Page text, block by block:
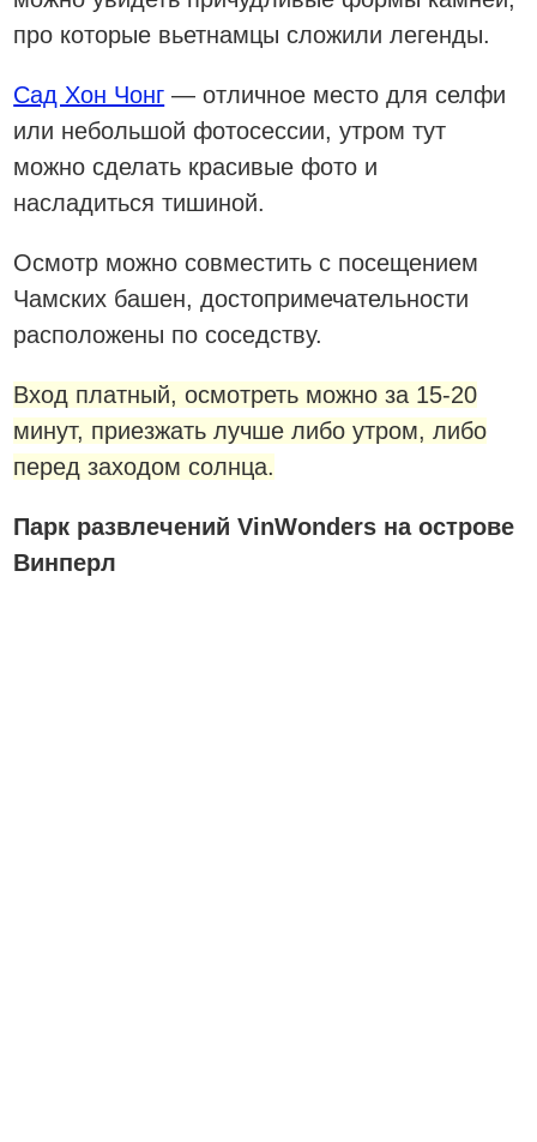
про которые вьетнамцы сложили легенды.
Сад Хон Чонг — отличное место для селфи
или небольшой фотосессии, утром тут
можно сделать красивые фото и
насладиться тишиной.
Осмотр можно совместить с посещением
Чамских башен, достопримечательности
расположены по соседству.
Вход платный, осмотреть можно за 15-20
минут, приезжать лучше либо утром, либо
перед заходом солнца.
Парк развлечений VinWonders на острове
Винперл